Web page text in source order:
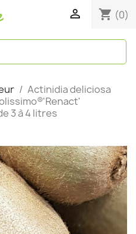
 shopping_cart (0)
Actinidia deliciosa
3 à 4 litres